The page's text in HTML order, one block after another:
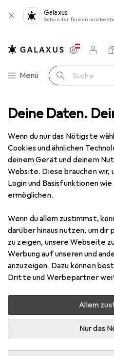
Deine Daten.
Wenn du nur das Nötigste
Cookies und ähnlichen
deinem Gerät und deinem
Website. Diese brauchen wir,
Login und Basisfunktionen
ermöglichen.
Wenn du allem zustimmst,
darüber hinaus nutzen, um
zu zeigen, unsere Webseite
Werbung auf unseren und
anzuzeigen. Dazu können
Dritte und Werbepartner
Allem
Nur das
Galaxus
Schneller finden und
Navigation nach Kategorien
Menü Suche
Einstellungen
Kundenkonto
Merklisten
Warenkorb
HINTERGRUND
50 Jahre Apple
Samuel Buchmann
1.4.2026
Apple feiert ein
für einen Rückblick